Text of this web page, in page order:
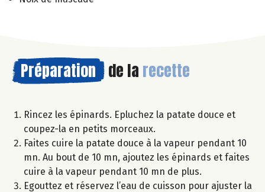
Préparation de la recette
Rincez les épinards. Epluchez la patate douce et
coupez-la en petits morceaux.
Faites cuire la patate douce à la vapeur pendant 10
mn. Au bout de 10 mn, ajoutez les épinards et faites
cuire à la vapeur pendant 10 mn de plus.
Egouttez et réservez l’eau de cuisson pour ajuster la